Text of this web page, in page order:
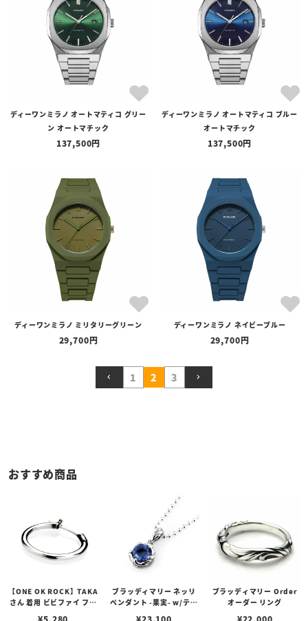
ディーワンミラノ オートマティコ グリー
ン オートマチック
137,500
ディーワンミラノ オートマティコ ブルー
オートマチック
137,500
ディーワンミラノ ミリタリーグリーン
29,700
ディーワンミラノ ネイビーブルー
29,700
1 2 3
おすすめ商品
【ONE OK ROCK】TAKA
さん 着用 ビビファイ フー
¥5,280
ブラッディマリー ネッリ
ペンダント -果実- w/ティ
¥23,100
ブラッディマリー Order
オーダー リング
¥22,000